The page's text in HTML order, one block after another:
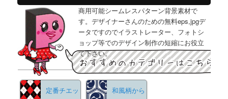
商用可能シームレスパターン背景素材で
す。デザイナーさんのための無料eps,jpgデ
ータですのでイラストレーター、フォトシ
ョップ等でのデザイン制作の短縮にお役立
て下さい。
定番チエッ 和風柄から